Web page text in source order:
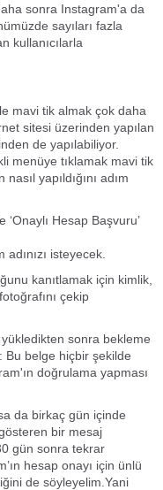
sonra Instagram'a da
sayıları fazla
kullanıcılarla
mavi tik almak çok daha
sitesi üzerinden yapılan
de yapılabiliyor.
menüye tıklamak mavi tik
yapıldığını adım
Hesap Başvuru’
adınızı isteyecek.
kanıtlamak için kimlik,
çekip
sonra bekleme
Bu belge hiçbir şekilde
doğrulama yapması
da birkaç gün içinde
bir mesaj
gün sonra tekrar
hesap onayı için ünlü
de söyleyelim.Yani